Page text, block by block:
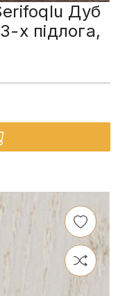
Дуб
х підлога,